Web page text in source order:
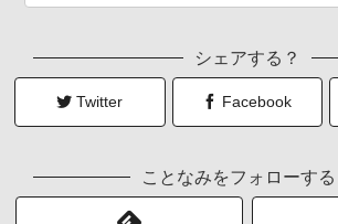
シェアする？
Twitter Facebook
ことなみをフォローする